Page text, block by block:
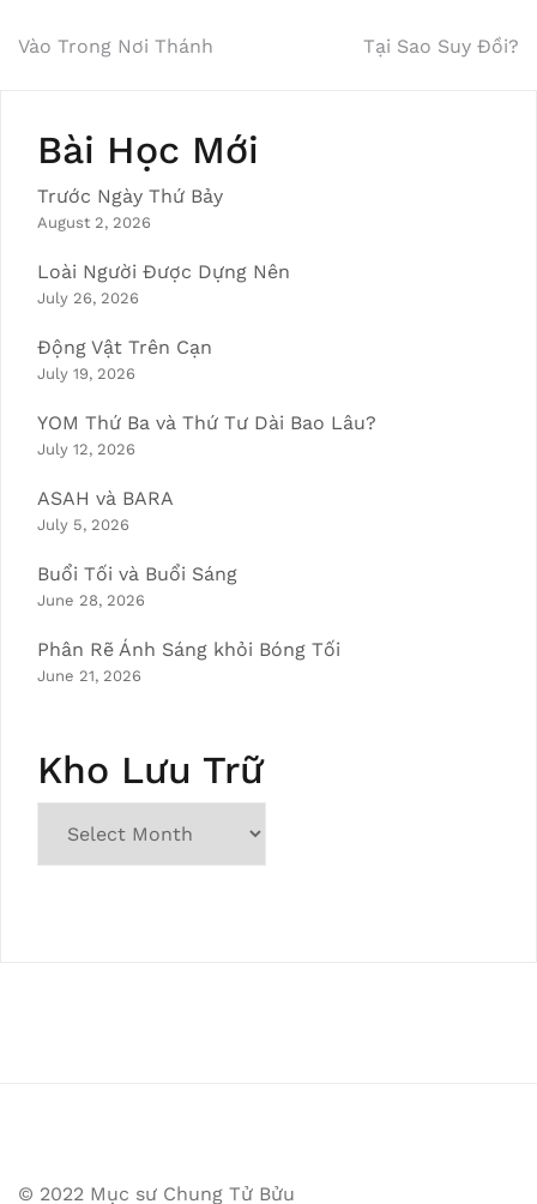
Post
Vào Trong Nơi Thánh Tại Sao Suy Đồi?
Bài Học Mới
Trước Ngày Thứ Bảy
August 2, 2026
Loài Người Được Dựng Nên
July 26, 2026
Động Vật Trên Cạn
July 19, 2026
YOM Thứ Ba và Thứ Tư Dài Bao Lâu?
July 12, 2026
ASAH và BARA
July 5, 2026
Buổi Tối và Buổi Sáng
June 28, 2026
Phân Rẽ Ánh Sáng khỏi Bóng Tối
June 21, 2026
Kho Lưu Trữ
© 2022 Mục sư Chung Tử Bửu